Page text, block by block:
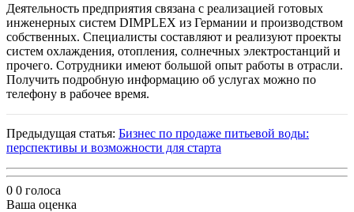
Деятельность предприятия связана с реализацией готовых
инженерных систем DIMPLEX из Германии и производством
собственных. Специалисты составляют и реализуют проекты
систем охлаждения, отопления, солнечных электростанций и
прочего. Сотрудники имеют большой опыт работы в отрасли.
Получить подробную информацию об услугах можно по
телефону в рабочее время.
Предыдущая статья: Бизнес по продаже питьевой воды:
перспективы и возможности для старта
0 0 голоса
Ваша оценка